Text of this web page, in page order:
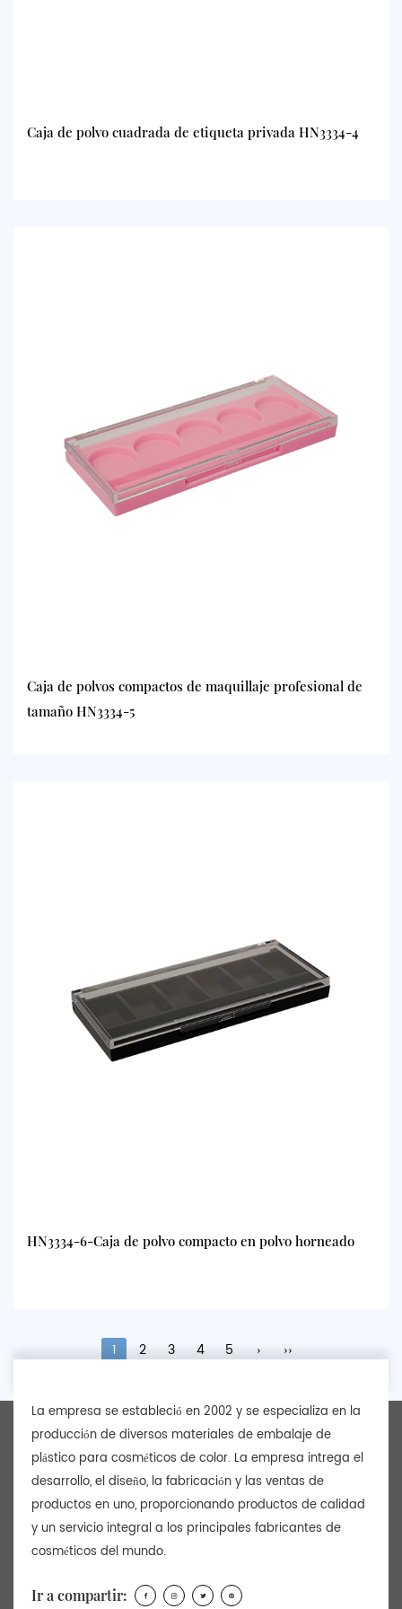
Caja de polvo cuadrada de etiqueta privada HN3334-4
Caja de polvos compactos de maquillaje profesional de
tamaño HN3334-5
HN3334-6-Caja de polvo compacto en polvo horneado
1 2 3 4 5 › ››
La empresa se estableció en 2002 y se especializa en la
producción de diversos materiales de embalaje de
plástico para cosméticos de color. La empresa intrega el
desarrollo, el diseño, la fabricación y las ventas de
productos en uno, proporcionando productos de calidad
y un servicio integral a los principales fabricantes de
cosméticos del mundo.
Ir a compartir: